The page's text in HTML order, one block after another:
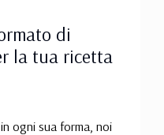
di
la tua ricetta
ogni sua forma, noi